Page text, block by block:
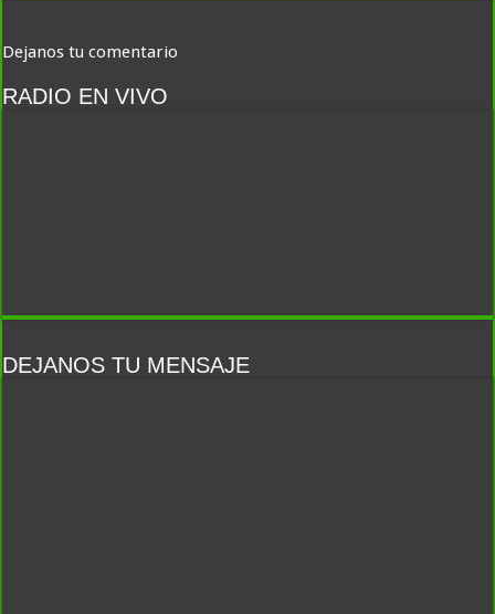
Dejanos tu comentario
RADIO EN VIVO
DEJANOS TU MENSAJE